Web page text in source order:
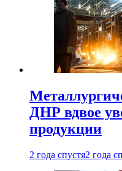
ДНР вдвое
продукции
2 года спустя2 года